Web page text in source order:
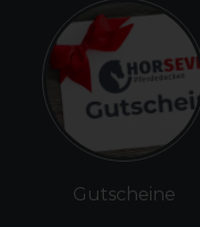
Gutscheine